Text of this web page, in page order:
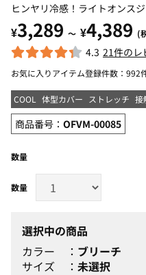
ヒンヤリ冷感！ライトオンス
¥3,289 ～ ¥4,389 (
4.3 21件のレ
お気に入りアイテム登録件数： 992
COOL 体型カバー ストレッチ 接
商品番号： OFVM-00085
数量
選択中の商品
カラー
ブリーチ
サイズ
未選択